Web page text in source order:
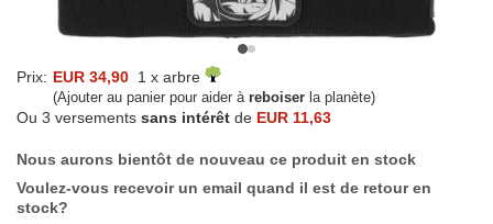
Prix: EUR 34,90 1 x arbre
(Ajouter au panier pour aider à reboiser la planète)
Ou 3 versements sans intérêt de EUR 11,63
Nous aurons bientôt de nouveau ce produit en stock
Voulez-vous recevoir un email quand il est de retour en
stock?